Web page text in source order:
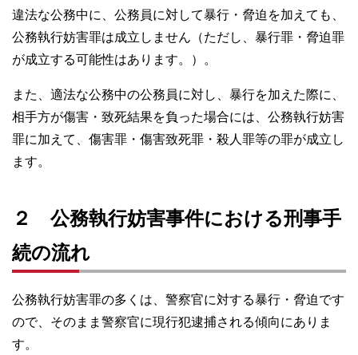
違法な公務中に、公務員に対して暴行・脅迫を加えても、
公務執行妨害罪は成立しません（ただし、暴行罪・脅迫罪
が成立する可能性はあります。）。
また、適法な公務中の公務員に対し、暴行を加えた際に、
相手方が傷害・致死結果を負った場合には、公務執行妨害
罪に加えて、傷害罪・傷害致死罪・殺人罪等の罪が成立し
ます。
２ 公務執行妨害事件における刑事手
続の流れ
公務執行妨害罪の多くは、警察官に対する暴行・脅迫です
ので、そのまま警察官に現行犯逮捕される傾向にありま
す。